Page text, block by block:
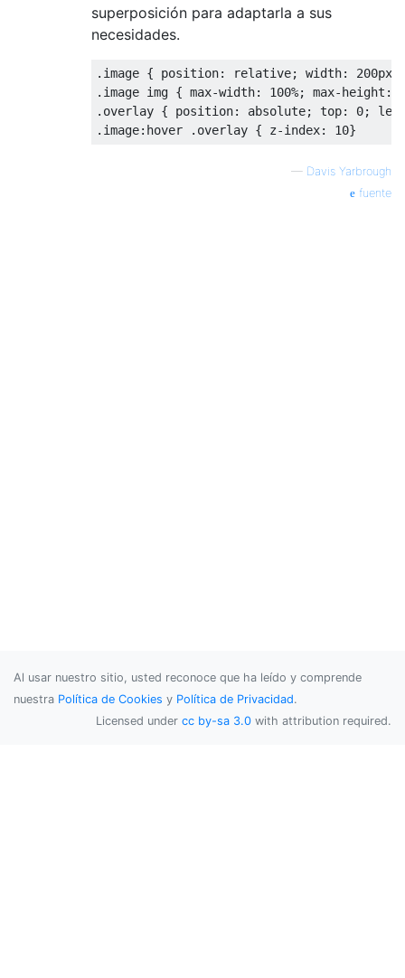
superposición para adaptarla a sus
necesidades.
. image { position: relative; width: 200px
. image img { max-width: 100%; max-height :
. overlay { position: absolute; top: 0;
. image: hover . overlay { z-index: 10}
— Davis Yarbrough
fuente
Al usar nuestro sitio, usted reconoce que ha leído y comprende
nuestra Política de Cookies y Política de Privacidad.
Licensed under cc by-sa 3.0 with attribution required.